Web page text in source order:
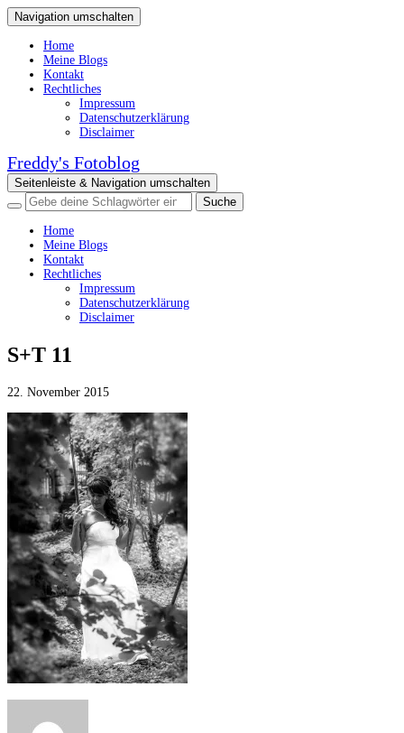
Navigation umschalten
Home
Meine Blogs
Kontakt
Rechtliches
Impressum
Datenschutzerklärung
Disclaimer
Freddy's Fotoblog
Seitenleiste & Navigation umschalten
Home
Meine Blogs
Kontakt
Rechtliches
Impressum
Datenschutzerklärung
Disclaimer
S+T 11
22. November 2015